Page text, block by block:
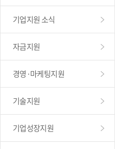
기업지원 소식
자금지원
경영·마케팅지원
기술지원
기업성장지원